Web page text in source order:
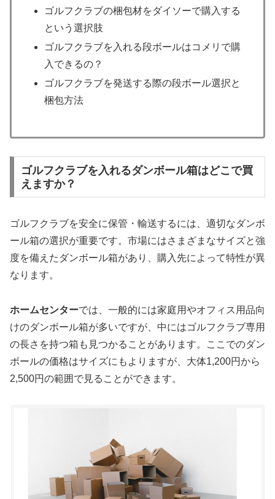
ゴルフクラブの梱包材をダイソーで購入する
という選択肢
ゴルフクラブを入れる段ボールはコメリで購
入できるの？
ゴルフクラブを発送する際の段ボール選択と
梱包方法
ゴルフクラブを入れるダンボール箱はどこで買
えますか？
ゴルフクラブを安全に保管・輸送するには、適切なダンボ
ール箱の選択が重要です。市場にはさまざまなサイズと強
度を備えたダンボール箱があり、購入先によって特性が異
なります。
ホームセンターでは、一般的には家庭用やオフィス用品向
けのダンボール箱が多いですが、中にはゴルフクラブ専用
の長さを持つ箱も見つかることがあります。ここでのダン
ボールの価格はサイズにもよりますが、大体1,200円から
2,500円の範囲で見ることができます。